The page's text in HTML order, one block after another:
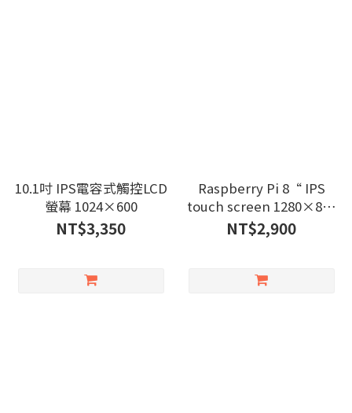
10.1吋 IPS電容式觸控LCD
螢幕 1024×600
NT$3,350
Raspberry Pi 8“ IPS
touch screen 1280×800
HDMI
NT$2,900